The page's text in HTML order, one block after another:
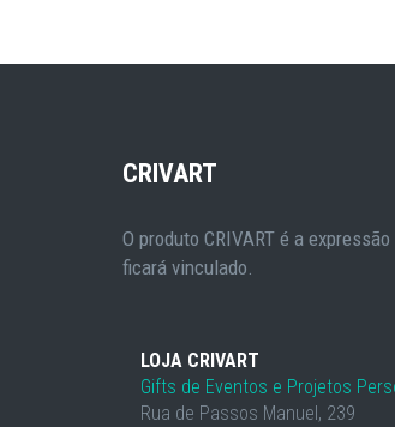
CRIVART
O produto CRIVART é a
ficará vinculado.
LOJA CRIVART
Gifts de Eventos e Projetos
Rua de Passos Manuel, 239